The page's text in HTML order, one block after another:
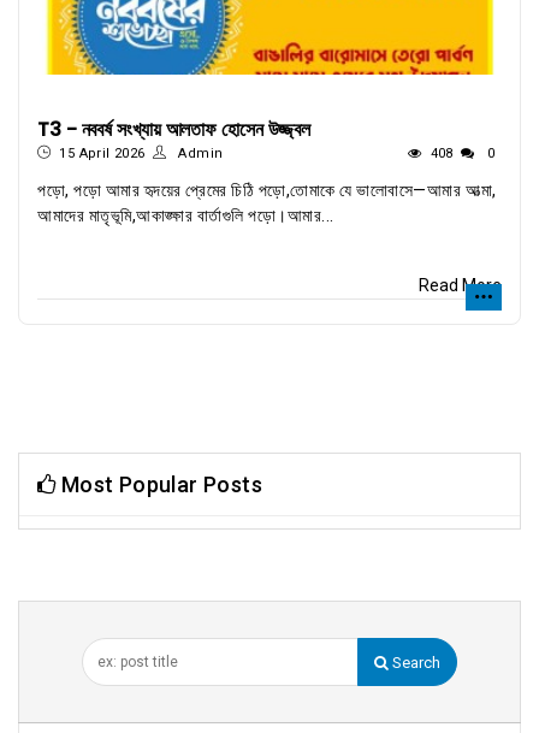
T3 - নববর্ষ সংখ্যায় আলতাফ হোসেন উজ্জ্বল
15 April 2026 Admin 408 0
পড়ো, পড়ো আমার হৃদয়ের প্রেমের চিঠি পড়ো,তোমাকে যে ভালোবাসে—আমার আত্মা,
আমাদের মাতৃভূমি,আকাঙ্ক্ষার বার্তাগুলি পড়ো।আমার...
Read More
Most Popular Posts
Search